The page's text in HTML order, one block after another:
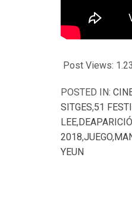
Post Views:
POSTED IN:
SITGES,51
LEE,
2018,JUEGO,
YEUN